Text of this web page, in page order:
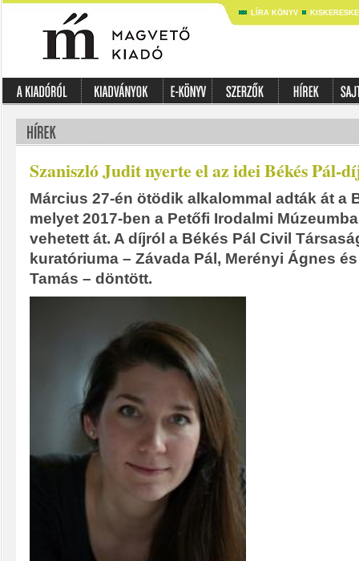
LÍRA KÖNYV
Szaniszló Judit nyerte el az idei Békés Pál-
Március 27-én ötödik alkalommal adták át a
melyet 2017-ben a Petőfi Irodalmi
vehetett át. A díjról a Békés Pál Civil
kuratóriuma – Závada Pál, Merényi Ágnes
Tamás – döntött.